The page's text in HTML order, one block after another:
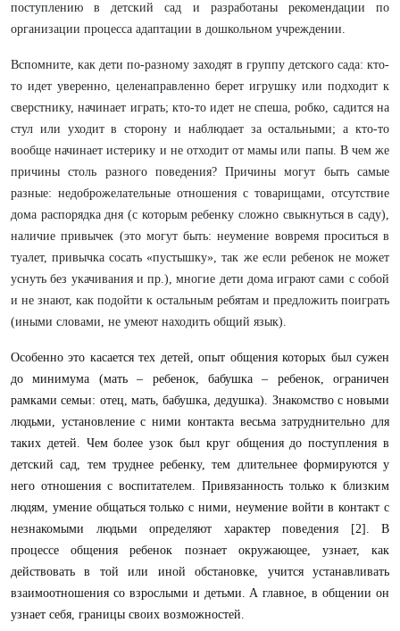
поступлению в детский сад и разработаны рекомендации по
организации процесса адаптации в дошкольном учреждении.
Вспомните, как дети по-разному заходят в группу детского сада: кто-
то идет уверенно, целенаправленно берет игрушку или подходит к
сверстнику, начинает играть; кто-то идет не спеша, робко, садится на
стул или уходит в сторону и наблюдает за остальными; а кто-то
вообще начинает истерику и не отходит от мамы или папы. В чем же
причины столь разного поведения? Причины могут быть самые
разные: недоброжелательные отношения с товарищами, отсутствие
дома распорядка дня (с которым ребенку сложно свыкнуться в саду),
наличие привычек (это могут быть: неумение вовремя проситься в
туалет, привычка сосать «пустышку», так же если ребенок не может
уснуть без укачивания и пр.), многие дети дома играют сами с собой
и не знают, как подойти к остальным ребятам и предложить поиграть
(иными словами, не умеют находить общий язык).
Особенно это касается тех детей, опыт общения которых был сужен
до минимума (мать – ребенок, бабушка – ребенок, ограничен
рамками семьи: отец, мать, бабушка, дедушка). Знакомство с новыми
людьми, установление с ними контакта весьма затруднительно для
таких детей. Чем более узок был круг общения до поступления в
детский сад, тем труднее ребенку, тем длительнее формируются у
него отношения с воспитателем. Привязанность только к близким
людям, умение общаться только с ними, неумение войти в контакт с
незнакомыми людьми определяют характер поведения [2]. В
процессе общения ребенок познает окружающее, узнает, как
действовать в той или иной обстановке, учится устанавливать
взаимоотношения со взрослыми и детьми. А главное, в общении он
узнает себя, границы своих возможностей.